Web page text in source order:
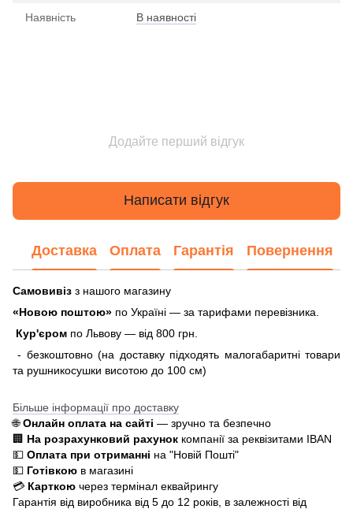
Наявність В наявності
Додайте перший відгук
Написати відгук
Доставка Оплата Гарантія Повернення
Самовивіз з нашого магазину
«Новою поштою» по Україні — за тарифами перевізника.
Кур'єром по Львову — від 800 грн.
- безкоштовно (на доставку підходять малогабаритні товари
та рушникосушки висотою до 100 см)
Більше інформації про доставку
🌐Онлайн оплата на сайті — зручно та безпечно
🏢 На розрахунковий рахунок компанії за реквізитами IBAN
💵 Оплата при отриманні на "Новій Пошті"
💵 Готівкою в магазині
💳 Карткою через термінал еквайрингу
Гарантія від виробника від 5 до 12 років, в залежності від